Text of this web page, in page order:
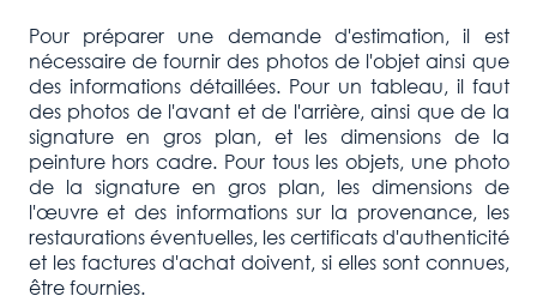
Pour préparer une demande d'estimation, il est
nécessaire de fournir des photos de l'objet ainsi que
des informations détaillées. Pour un tableau, il faut
des photos de l'avant et de l'arrière, ainsi que de la
signature en gros plan, et les dimensions de la
peinture hors cadre. Pour tous les objets, une photo
de la signature en gros plan, les dimensions de
l'œuvre et des informations sur la provenance, les
restaurations éventuelles, les certificats d'authenticité
et les factures d'achat doivent, si elles sont connues,
être fournies.